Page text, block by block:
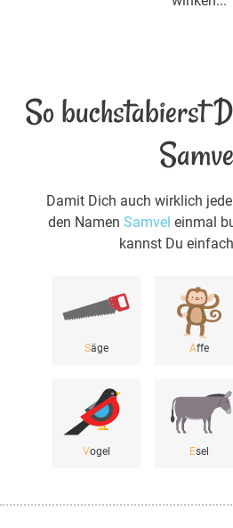
So buchstabierst
Damit Dich auch wirklich
den NamenSamvel einmal
kannst Du
Säge Affe
Vogel Esel